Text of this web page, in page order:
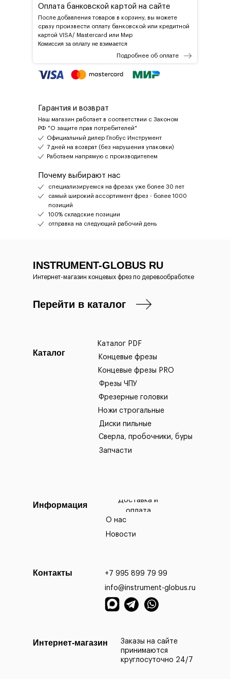
Оплата банковской картой на сайте
После добавления товаров в корзину, вы можете
сразу произвести оплату банковской или кредитной
картой VISA/ Mastercard или Мир
Комиссия за оплату не взимается
Подробнее об оплате
Гарантия и возврат
Наш магазин работает в соответствии с Законом
РФ "О защите прав потребителей"
Почему выбирают нас
специализируемся на фрезах уже более 30 лет
самый широкий ассортимент фрез - более 1000
позиций
100% складские позиции
отправка на следующий рабочий день
Официальный дилер Глобус Инструмент
7 дней на возврат (без нарушения упаковки)
Работаем напрямую с производителем
Заказы на сайте
принимаются
круглосуточно 24/7
Каталог
Информация
Контакты
+7 995 899 79 99
info@instrument-globus.ru
Интернет-магазин
Концевые фрезы
Каталог PDF
Концевые фрезы PRO
Фрезы ЧПУ
Фрезерные головки
Ножи строгальные
Диски пильные
Сверла, пробочники, буры
Запчасти
Доставка и
оплата
О нас
Новости
INSTRUMENT-GLOBUS RU
Интернет-магазин концевых фрез по деревообработке
Перейти в каталог